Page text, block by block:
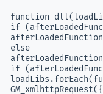
function
if
else
if
GM_xmlhttpRequest({